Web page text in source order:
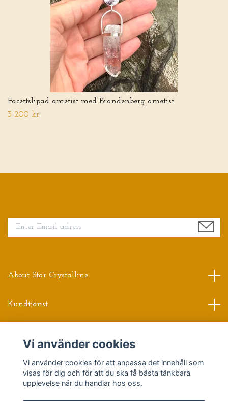
Facettslipad ametist med Brandenberg ametist
3 200 kr
About Star Crystalline
Kundtjänst
Sociala medier
Vi använder cookies
Vi använder cookies för att anpassa det innehåll som
visas för dig och för att du ska få bästa tänkbara
upplevelse när du handlar hos oss.